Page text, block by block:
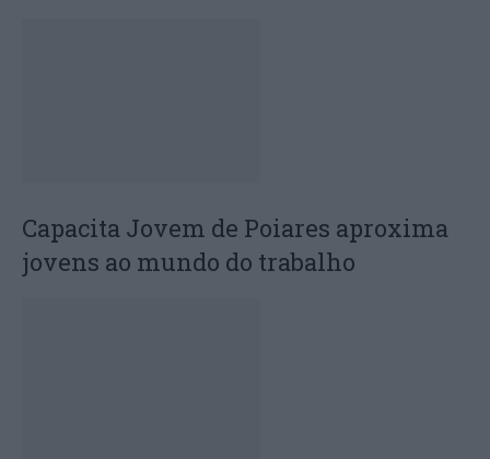
Capacita Jovem de Poiares aproxima
jovens ao mundo do trabalho